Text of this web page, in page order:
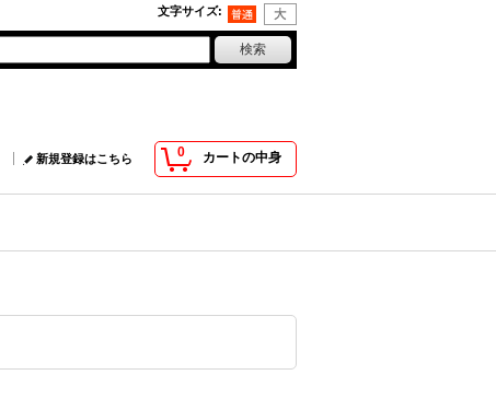
文字サイズ:
0 カートの中身
新規登録はこちら